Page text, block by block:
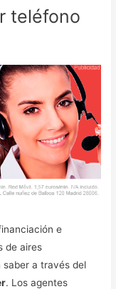
teléfono
e
de aires
a través del
. Los agentes